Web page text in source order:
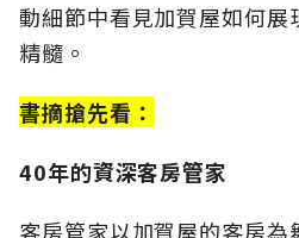
動細節中看見加賀屋如何
精髓。
書摘搶先看：
40年的資深客房管家
客房管家以加賀屋的客房